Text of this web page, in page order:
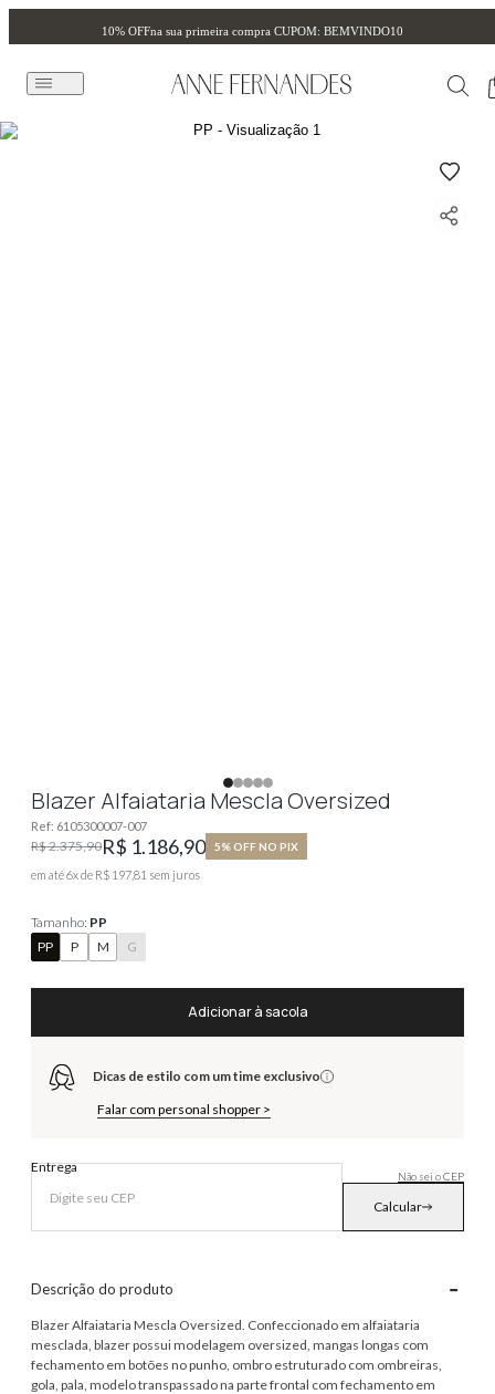
10% OFFna sua primeira compra CUPOM: BEMVINDO10
Blazer Alfaiataria Mescla Oversized
Ref: 6105300007-007
R$ 2.375,90R$ 1.186,90 5% OFF NO PIX
em até6x de R$ 197,81 sem juros
Tamanho: PP
PP
P M G
Adicionar à sacola
Dicas de estilo com um time exclusivo
Falar com personal shopper >
Entrega
Não sei o CEP
Calcular
Descrição do produto -
Blazer Alfaiataria Mescla Oversized. Confeccionado em alfaiataria
mesclada, blazer possui modelagem oversized, mangas longas com
fechamento em botões no punho, ombro estruturado com ombreiras,
gola, pala, modelo transpassado na parte frontal com fechamento em